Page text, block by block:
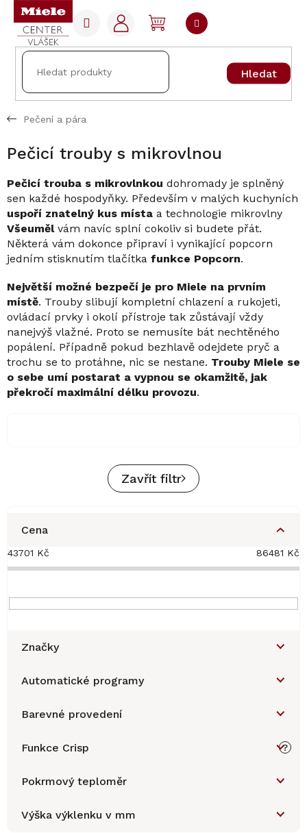
Přejít
obsah
Hledat
NÁKUPNÍ
KOŠÍK
Pečení a pára
Pečicí trouby s mikrovlnou
Pečicí trouba s mikrovlnkou dohromady je splněný
sen každé hospodyňky. Především v malých kuchyních
uspoří znatelný kus místa a technologie mikrovlny
Všeumělvám navíc splní cokoliv si budete přát.
Některá vám dokonce připraví i vynikající popcorn
jedním stisknutím tlačítka funkce Popcorn.
Největší možné bezpečí je pro Miele na prvním
místě. Trouby slibují kompletní chlazení a rukojeti,
ovládací prvky i okolí přístroje tak zůstávají vždy
nanejvýš vlažné. Proto se nemusíte bát nechtěného
popálení. Případně pokud bezhlavě odejdete pryč a
trochu se to protáhne, nic se nestane. Trouby Miele se
o sebe umí postarat a vypnou se okamžitě, jak
překročí maximální délku provozu.
Zavřít filtr
Cena
43701 Kč 86481 Kč
Značky
Automatické programy
Barevné provedení
Funkce Crisp ?
Pokrmový teploměr
Výška výklenku v mm